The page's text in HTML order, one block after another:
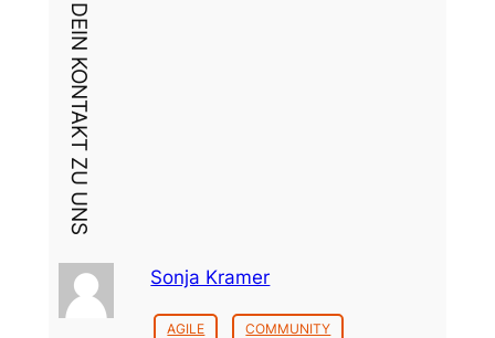
DEIN KONTAKT ZU UNS
Sonja Kramer
AGILE COMMUNITY